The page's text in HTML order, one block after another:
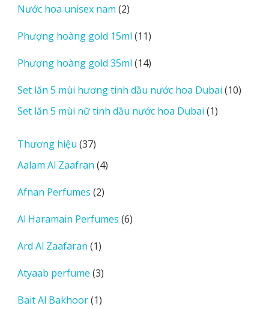
phẩm
Nước hoa unisex nam 22
phẩm
Phượng hoàng gold 15ml 1111
phẩm
Phượng hoàng gold 35ml 1414
phẩm
Set lăn 5 mùi hương tinh dầu nước hoa Dubai 1010
Set lăn 5 mùi nữ tinh dầu nước hoa Dubai 11
Thương hiệu 3737
sản
phẩm
Aalam Al Zaafran 44
Afnan Perfumes 22
phẩm
Al Haramain Perfumes 66
Ard Al Zaafaran 11
phẩm
Atyaab perfume 33
phẩm
Bait Al Bakhoor 11